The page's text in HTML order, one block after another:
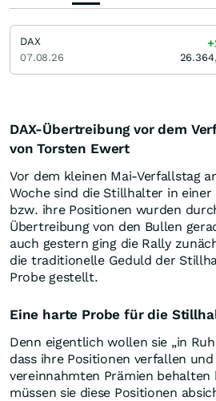
DAX-Übertreibung vor dem
von Torsten Ewert
Vor dem kleinen Mai-Verfallstag
Woche sind die Stillhalter in einer
bzw. ihre Positionen wurden
Übertreibung von den Bullen
auch gestern ging die Rally
die traditionelle Geduld der
Probe gestellt.
Eine harte Probe für die
Denn eigentlich wollen sie „in
dass ihre Positionen verfallen und
vereinnahmten Prämien
müssen sie diese Positionen
DAX
07.08.26